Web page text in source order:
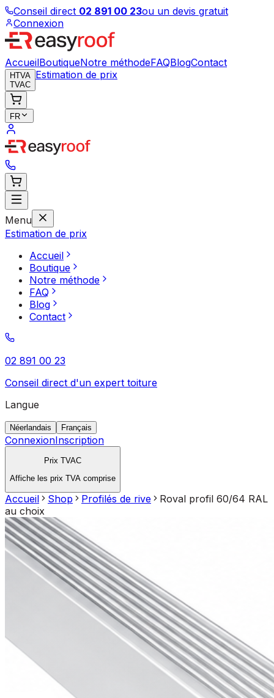
Conseil direct 02 891 00 23ou un devis gratuit
Connexion
AccueilBoutiqueNotre méthodeFAQBlogContact
HTVA
TVAC
Estimation de prix
FR
Menu
Estimation de prix
Accueil
Boutique
Notre méthode
FAQ
Blog
Contact
02 891 00 23
Conseil direct d'un expert toiture
Langue
Néerlandais Français
ConnexionInscription
Prix TVAC
Affiche les prix TVA comprise
Accueil Shop Profilés de rive
Roval profil 60/64 RAL
au choix